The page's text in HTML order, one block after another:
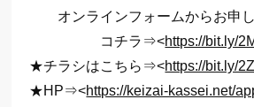
オンラインフォームからお申し
コチラ⇒<https://bit.ly/
★チラシはこちら⇒<https://bit.ly/
★HP⇒<https://keizai-kassei.net/